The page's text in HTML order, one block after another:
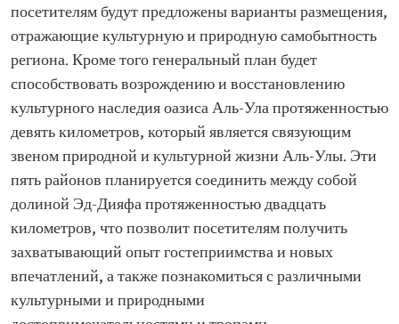
посетителям будут предложены варианты размещения,
отражающие культурную и природную самобытность
региона. Кроме того генеральный план будет
способствовать возрождению и восстановлению
культурного наследия оазиса Аль-Ула протяженностью
девять километров, который является связующим
звеном природной и культурной жизни Аль-Улы. Эти
пять районов планируется соединить между собой
долиной Эд-Дияфа протяженностью двадцать
километров, что позволит посетителям получить
захватывающий опыт гостеприимства и новых
впечатлений, а также познакомиться с различными
культурными и природными